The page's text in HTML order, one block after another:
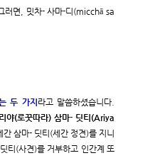
러면, 밋차- 사마-디(micchā sa
두 가지 라고 말씀하셨습니다.
야(로꿋따라) 삼마- 딧티(Ariya
간 삼마- 딧티(세간 정견)를 지니
티(사견)를 거부하고 인간계 또